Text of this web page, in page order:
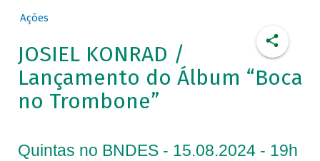
Ações
JOSIEL KONRAD /
Lançamento do Álbum “Boca
no Trombone”
Quintas no BNDES - 15.08.2024 - 19h